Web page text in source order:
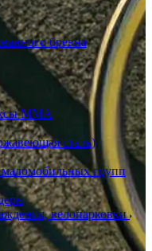
бревна
ММА
сталь)
групп
велопарковки